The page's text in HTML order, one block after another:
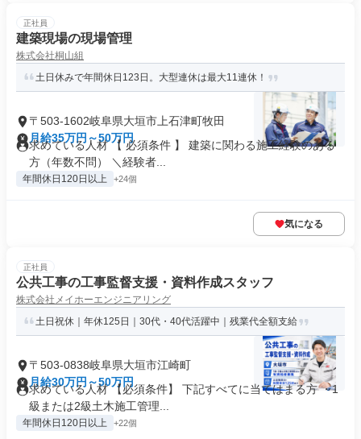
正社員
建築現場の現場管理
株式会社桐山組
土日休みで年間休日123日。大型連休は最大11連休！
〒503-1602岐阜県大垣市上石津町牧田
月給35万円～50万円
求めている人材 【 必須条件 】 建築に関わる施工経験のある
方（年数不問） ＼経験者...
年間休日120日以上 +24個
気になる
正社員
公共工事の工事監督支援・資料作成スタッフ
株式会社メイホーエンジニアリング
土日祝休｜年休125日｜30代・40代活躍中｜残業代全額支給
〒503-0838岐阜県大垣市江崎町
月給30万円～50万円
求めている人材 【必須条件】 下記すべてに当てはまる方 ・1
級または2級土木施工管理...
年間休日120日以上 +22個